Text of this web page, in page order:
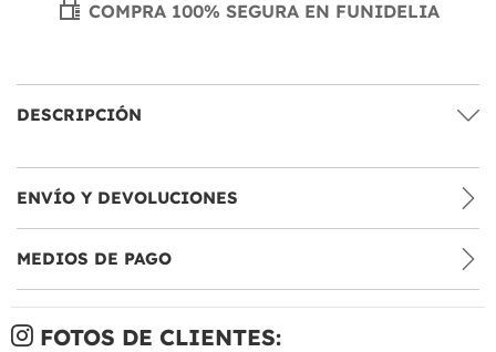
COMPRA 100% SEGURA EN FUNIDELIA
DESCRIPCIÓN
ENVÍO Y DEVOLUCIONES
MEDIOS DE PAGO
FOTOS DE CLIENTES: